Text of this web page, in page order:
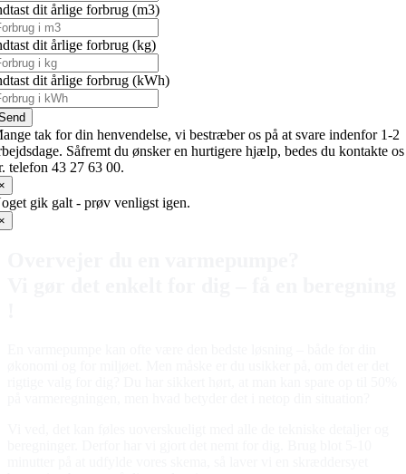
dit årlige forbrug (m3)
dit årlige forbrug (kg)
dit årlige forbrug (kWh)
tak for din henvendelse, vi bestræber os på at svare indenfor 1-2
Såfremt du ønsker en hurtigere hjælp, bedes du kontakte os
telefon 43 27 63 00.
gik galt - prøv venligst igen.